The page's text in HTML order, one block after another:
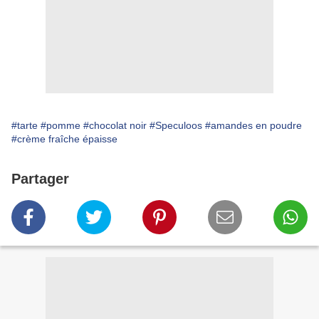
#tarte #pomme #chocolat noir #Speculoos #amandes en poudre
#crème fraîche épaisse
Partager